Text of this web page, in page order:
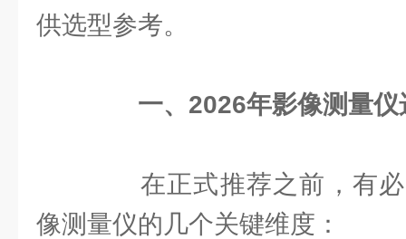
供选型参考。
一、2026年影像测量
在正式推荐之前，有必
像测量仪的几个关键维度：